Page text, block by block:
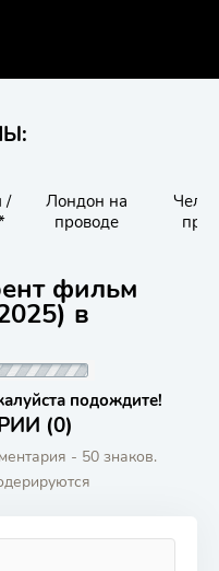
/
Лондон на
проводе
фильм
в
подождите!
(0)
- 50 знаков.